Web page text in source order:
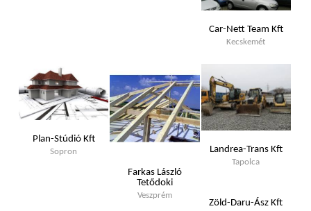
Car-Nett Team Kft
Kecskemét
Plan-Stúdió Kft
Sopron
Farkas László
Tetődoki
Veszprém
Landrea-Trans Kft
Tapolca
Zöld-Daru-Ász Kft